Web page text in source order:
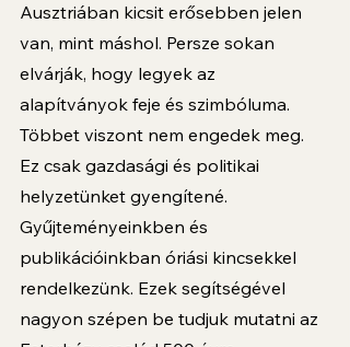
Ausztriában kicsit erősebben jelen
van, mint máshol. Persze sokan
elvárják, hogy legyek az
alapítványok feje és szimbóluma.
Többet viszont nem engedek meg.
Ez csak gazdasági és politikai
helyzetünket gyengítené.
Gyűjteményeinkben és
publikációinkban óriási kincsekkel
rendelkezünk. Ezek segítségével
nagyon szépen be tudjuk mutatni az